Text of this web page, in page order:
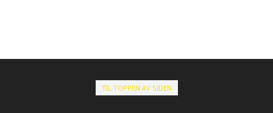
TIL TOPPEN AV SIDEN